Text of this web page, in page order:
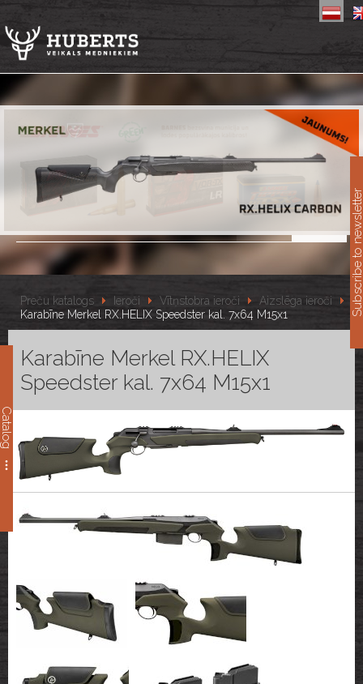
Catalog
Preču katalogs Ieroči Vītņstobra ieroči
Aizslēga ieroči
Karabīne Merkel RX.HELIX Speedster kal. 7x64 M15x1
Karabīne Merkel RX.HELIX
Speedster kal. 7x64 M15x1
Subscribe